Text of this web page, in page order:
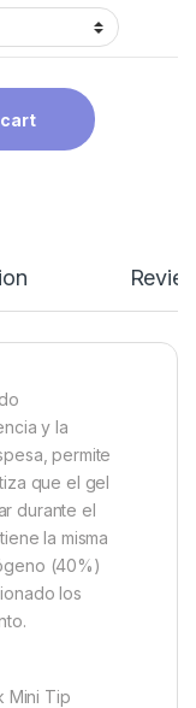
y la
permite
que el gel
durante el
la misma
(40%)
los
Mini Tip